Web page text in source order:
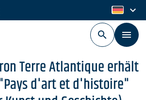
de
keyboard_arrow_down
Terre Atlantique erhält
d'art et d'histoire"